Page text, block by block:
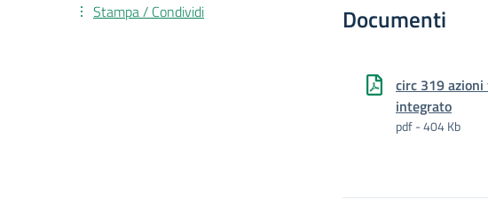
Documenti
circ 319
integrato
pdf - 404 Kb
Stampa / Condividi